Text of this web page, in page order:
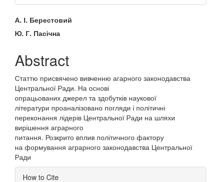
Main
Article
Content
А. І. Берестовий
Ю. Г. Пасічна
Abstract
Статтю присвячено вивченню агарного законодавства
Центральної Ради. На основі
опрацьованих джерел та здобутків наукової
літератури проаналізовано погляди і політичні
переконання лідерів Центральної Ради на шляхи
вирішення аграрного
питання. Розкрито вплив політичного фактору
на формування аграрного законодавства Центральної
Ради
Article
How to Cite